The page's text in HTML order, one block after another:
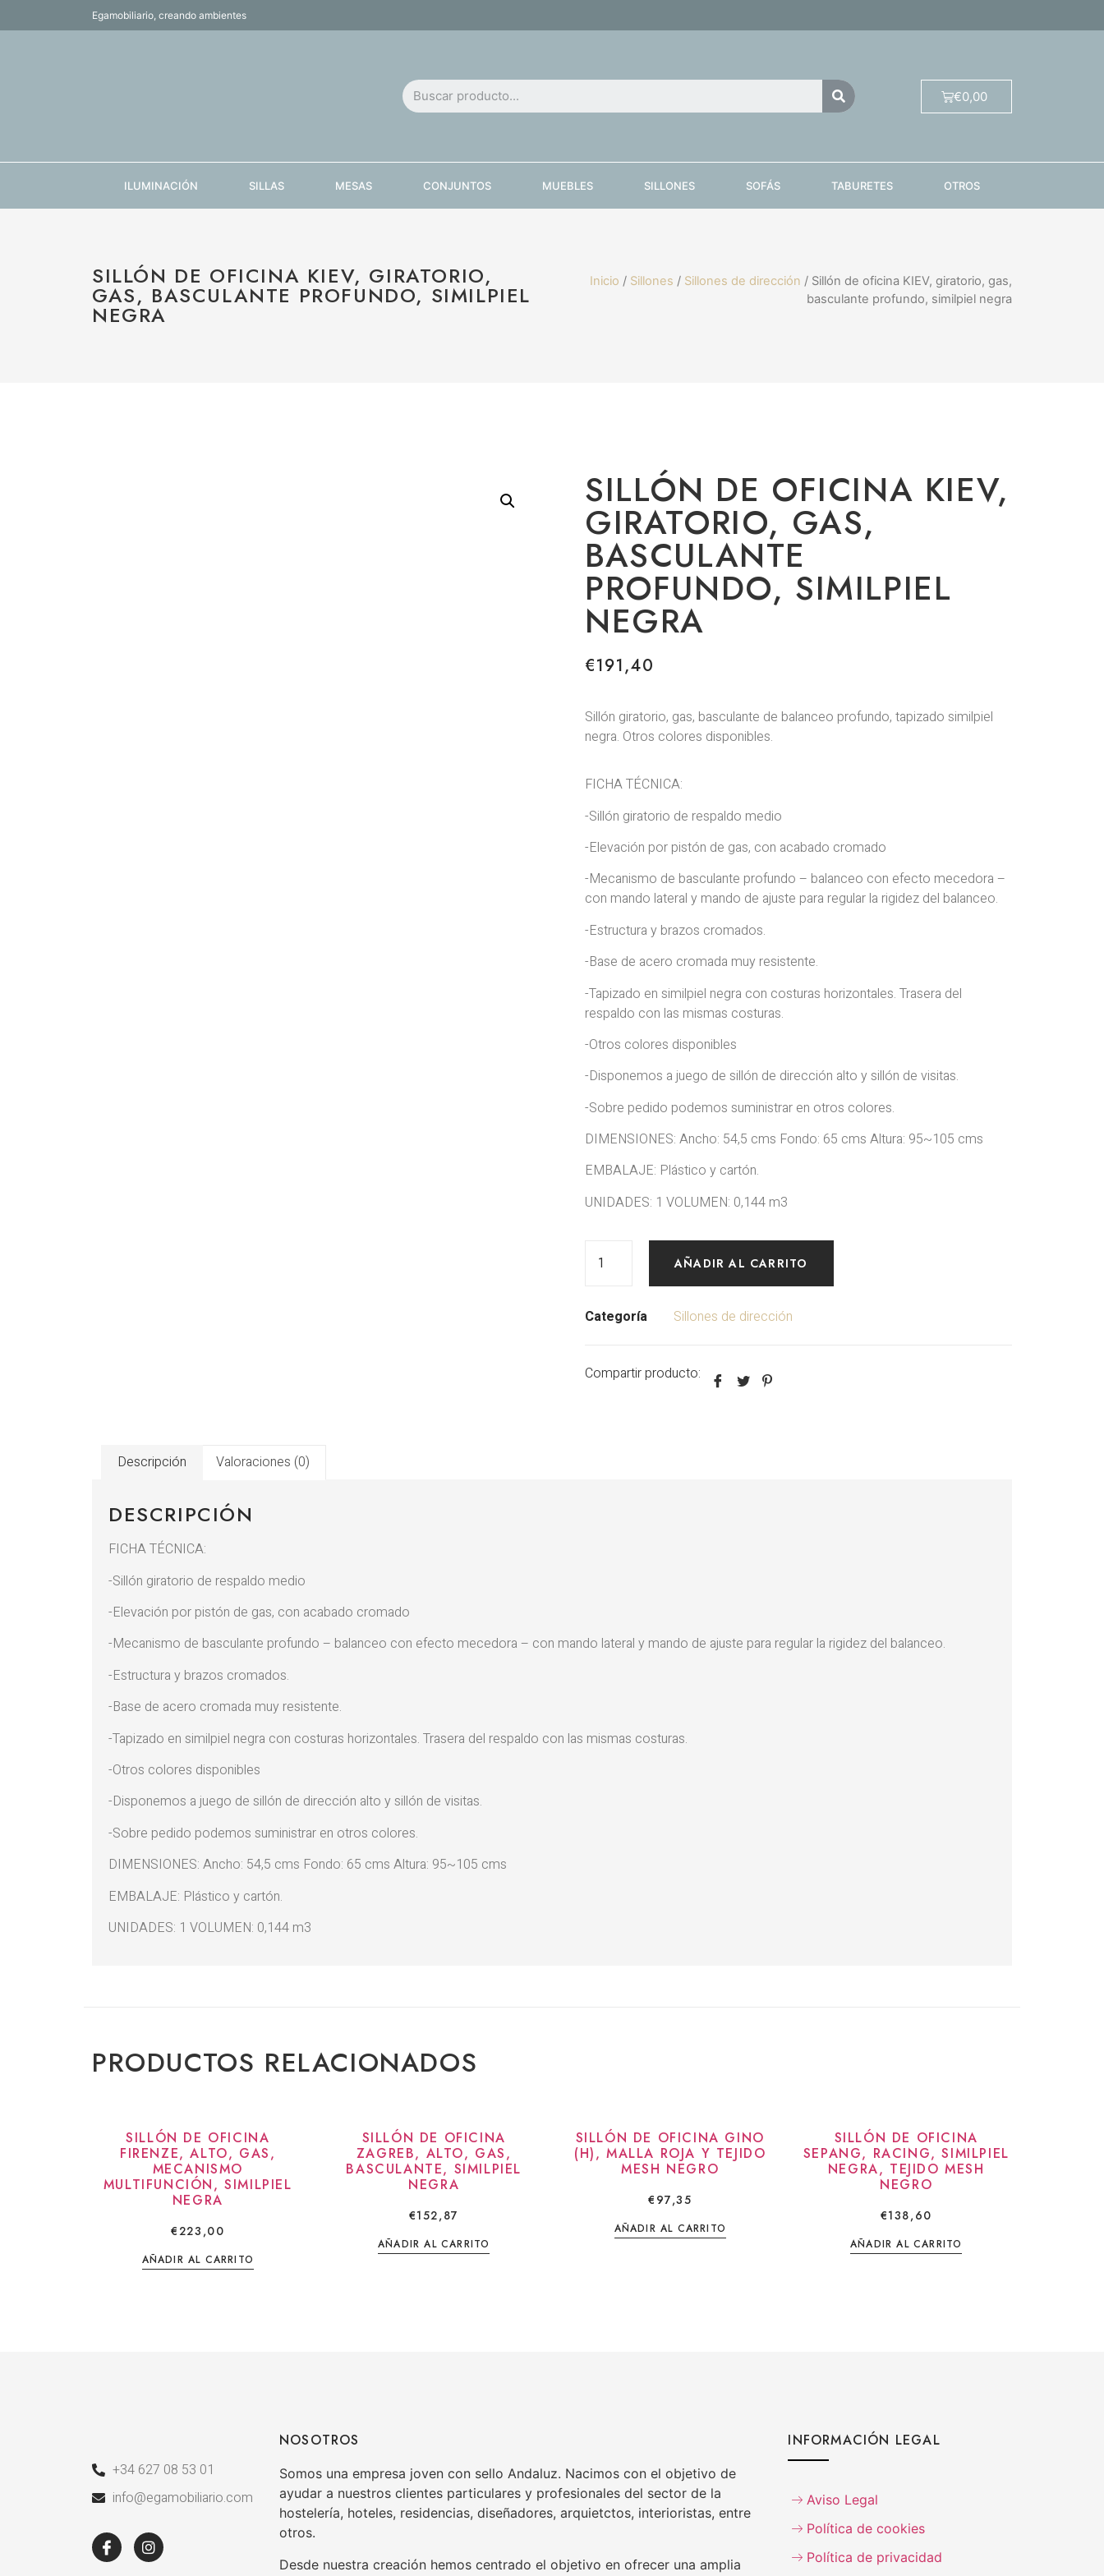
Egamobiliario, creando ambientes
€0,00
ILUMINACIÓN SILLAS MESAS CONJUNTOS MUEBLES SILLONES SOFÁS TABURETES OTROS
SILLÓN DE OFICINA KIEV, GIRATORIO,
GAS, BASCULANTE PROFUNDO, SIMILPIEL
NEGRA
Inicio / Sillones / Sillones de dirección / Sillón de oficina KIEV, giratorio, gas,
basculante profundo, similpiel negra
SILLÓN DE OFICINA KIEV,
GIRATORIO, GAS,
BASCULANTE
PROFUNDO, SIMILPIEL
NEGRA
€191,40
Sillón giratorio, gas, basculante de balanceo profundo, tapizado similpiel
negra. Otros colores disponibles.
FICHA TÉCNICA:
-Sillón giratorio de respaldo medio
-Elevación por pistón de gas, con acabado cromado
-Mecanismo de basculante profundo – balanceo con efecto mecedora –
con mando lateral y mando de ajuste para regular la rigidez del balanceo.
-Estructura y brazos cromados.
-Base de acero cromada muy resistente.
-Tapizado en similpiel negra con costuras horizontales. Trasera del
respaldo con las mismas costuras.
-Otros colores disponibles
-Disponemos a juego de sillón de dirección alto y sillón de visitas.
-Sobre pedido podemos suministrar en otros colores.
DIMENSIONES: Ancho: 54,5 cms Fondo: 65 cms Altura: 95~105 cms
EMBALAJE: Plástico y cartón.
UNIDADES: 1 VOLUMEN: 0,144 m3
AÑADIR AL CARRITO
Categoría Sillones de dirección
Compartir producto:
Descripción Valoraciones (0)
DESCRIPCIÓN
FICHA TÉCNICA:
-Sillón giratorio de respaldo medio
-Elevación por pistón de gas, con acabado cromado
-Mecanismo de basculante profundo – balanceo con efecto mecedora – con mando lateral y mando de ajuste para regular la rigidez del balanceo.
-Estructura y brazos cromados.
-Base de acero cromada muy resistente.
-Tapizado en similpiel negra con costuras horizontales. Trasera del respaldo con las mismas costuras.
-Otros colores disponibles
-Disponemos a juego de sillón de dirección alto y sillón de visitas.
-Sobre pedido podemos suministrar en otros colores.
DIMENSIONES: Ancho: 54,5 cms Fondo: 65 cms Altura: 95~105 cms
EMBALAJE: Plástico y cartón.
UNIDADES: 1 VOLUMEN: 0,144 m3
PRODUCTOS RELACIONADOS
SILLÓN DE OFICINA
FIRENZE, ALTO, GAS,
MECANISMO
MULTIFUNCIÓN, SIMILPIEL
NEGRA
€223,00
AÑADIR AL CARRITO
SILLÓN DE OFICINA
ZAGREB, ALTO, GAS,
BASCULANTE, SIMILPIEL
NEGRA
€152,87
AÑADIR AL CARRITO
SILLÓN DE OFICINA GINO
(H), MALLA ROJA Y TEJIDO
MESH NEGRO
€ 97,35
AÑADIR AL CARRITO
SILLÓN DE OFICINA
SEPANG, RACING, SIMILPIEL
NEGRA, TEJIDO MESH
NEGRO
€138,60
AÑADIR AL CARRITO
+34 627 08 53 01
info@egamobiliario.com
NOSOTROS
Somos una empresa joven con sello Andaluz. Nacimos con el objetivo de
ayudar a nuestros clientes particulares y profesionales del sector de la
hostelería, hoteles, residencias, diseñadores, arquietctos, interioristas, entre
otros.
Desde nuestra creación hemos centrado el objetivo en ofrecer una amplia
INFORMACIÓN LEGAL
Aviso Legal
Política de cookies
Política de privacidad